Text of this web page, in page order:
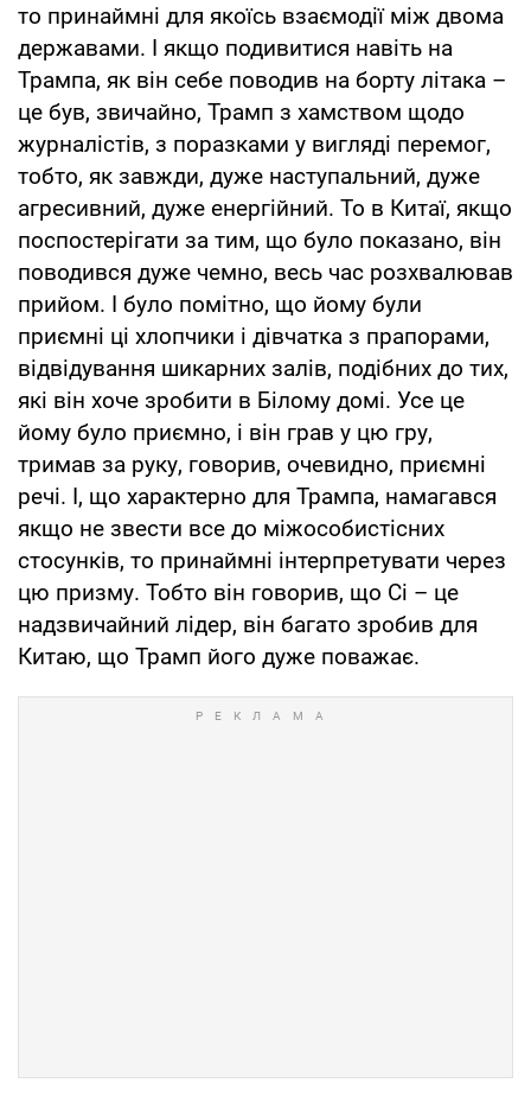
то принаймні для якоїсь взаємодії між двома
державами. І якщо подивитися навіть на
Трампа, як він себе поводив на борту літака –
це був, звичайно, Трамп з хамством щодо
журналістів, з поразками у вигляді перемог,
тобто, як завжди, дуже наступальний, дуже
агресивний, дуже енергійний. То в Китаї, якщо
поспостерігати за тим, що було показано, він
поводився дуже чемно, весь час розхвалював
прийом. І було помітно, що йому були
приємні ці хлопчики і дівчатка з прапорами,
відвідування шикарних залів, подібних до тих,
які він хоче зробити в Білому домі. Усе це
йому було приємно, і він грав у цю гру,
тримав за руку, говорив, очевидно, приємні
речі. І, що характерно для Трампа, намагався
якщо не звести все до міжособистісних
стосунків, то принаймні інтерпретувати через
цю призму. Тобто він говорив, що Сі – це
надзвичайний лідер, він багато зробив для
Китаю, що Трамп його дуже поважає.